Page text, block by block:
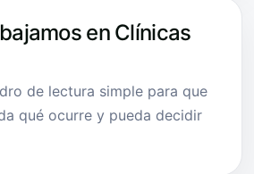
en Clínicas
de lectura simple para que
qué ocurre y pueda decidir